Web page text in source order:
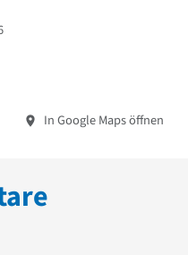
In Google Maps öffnen